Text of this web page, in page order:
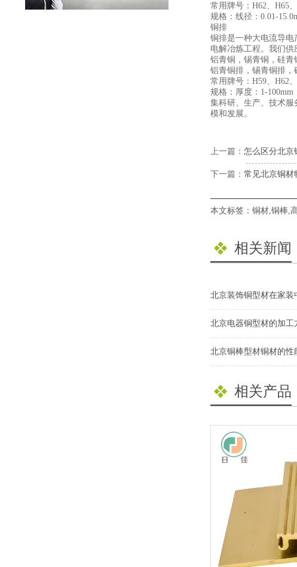
常用牌号：H62、H65、
规格：线径：0.01-
铜排
铜排是一种大电流导
电解冶炼工程。我们供
铝青铜，锡青铜，硅青
铝青铜排，锡青铜排，
常用牌号：H59、H62、
规格：厚度：1-100mm
集科研、生产、技术
模和发展。
上一篇： 怎么区分北京
下一篇： 常见北京铜材
本文标签： 铜材,铜棒,
相关新闻
北京装饰铜型材在家装
北京电器铜型材的加工
北京铜棒型材铜材的性
相关产品